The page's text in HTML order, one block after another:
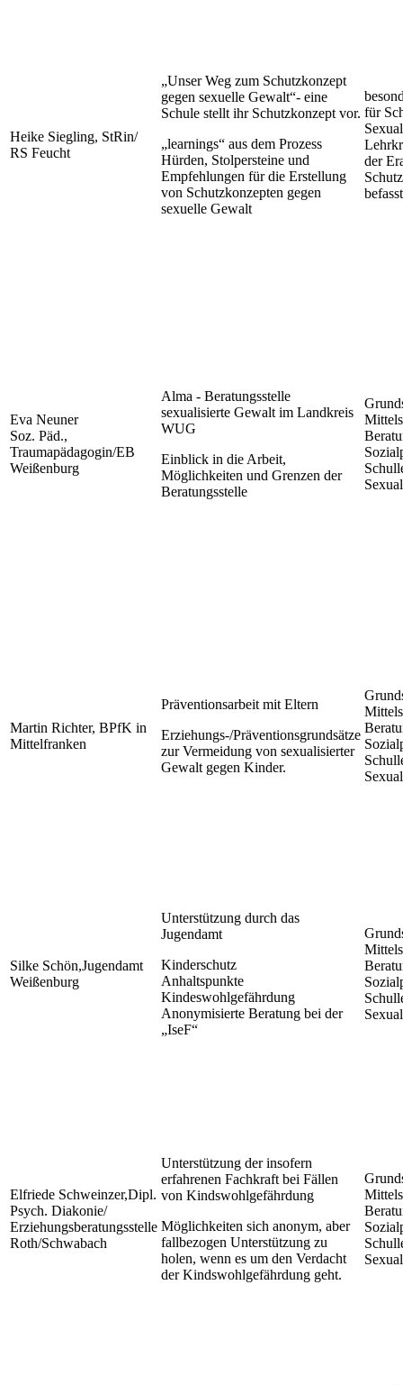
Heike Siegling, StRin/
RS Feucht
„Unser Weg zum Schutzkonzept
gegen sexuelle Gewalt“- eine
Schule stellt ihr Schutzkonzept vor.
„learnings“ aus dem Prozess
Hürden, Stolpersteine und
Empfehlungen für die Erstellung
von Schutzkonzepten gegen
sexuelle Gewalt
für
der
Eva Neuner
Soz. Päd.,
Traumapädagogin/EB
Weißenburg
Alma - Beratungsstelle
sexualisierte Gewalt im Landkreis
WUG
Einblick in die Arbeit,
Möglichkeiten und Grenzen der
Beratungsstelle
Martin Richter, BPfK in
Mittelfranken
Präventionsarbeit mit Eltern
Erziehungs-/Präventionsgrundsätze
zur Vermeidung von sexualisierter
Gewalt gegen Kinder.
Silke Schön,Jugendamt
Weißenburg
Unterstützung durch das
Jugendamt
Kinderschutz
Anhaltspunkte
Kindeswohlgefährdung
Anonymisierte Beratung bei der
„IseF“
Elfriede Schweinzer,Dipl.
Psych. Diakonie/
Erziehungsberatungsstelle
Roth/Schwabach
Unterstützung der insofern
erfahrenen Fachkraft bei Fällen
von Kindswohlgefährdung
Möglichkeiten sich anonym, aber
fallbezogen Unterstützung zu
holen, wenn es um den Verdacht
der Kindswohlgefährdung geht.